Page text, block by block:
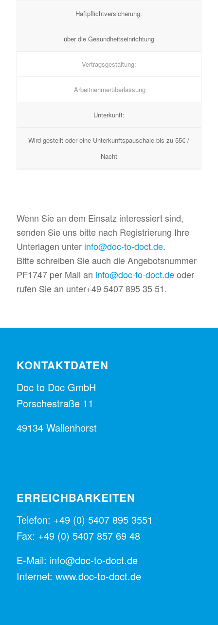
Haftpflichtversicherung:
über die Gesundheitseinrichtung
Vertragsgestaltung:
Arbeitnehmerüberlassung
Unterkunft:
Wird gestellt oder eine Unterkunftspauschale bis zu 55€ /
Nacht
Wenn Sie an dem Einsatz interessiert sind,
senden Sie uns bitte nach Registrierung Ihre
Unterlagen unter info@doc-to-doct.de.
Bitte schreiben Sie auch die Angebotsnummer
PF1747 per Mail an info@doc-to-doct.deoder
rufen Sie an unter+49 5407 895 35 51.
KONTAKTDATEN
Doc to Doc GmbH
Porschestraße 11
49134 Wallenhorst
ERREICHBARKEITEN
Telefon: +49 (0) 5407 895 3551
Fax: +49 (0) 5407 857 69 48
E-Mail: info@doc-to-doct.de
Internet: www.doc-to-doct.de